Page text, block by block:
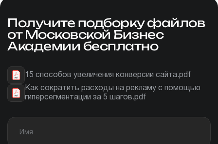
Получите подборку файлов
от Московской Бизнес
Академии бесплатно
15 способов увеличения конверсии сайта.pdf
Как сократить расходы на рекламу с помощью
гиперсегментации за 5 шагов.pdf